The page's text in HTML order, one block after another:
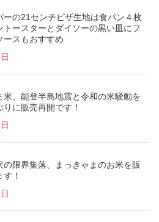
ーの21センチピザ生地は食パン４枚
トースターとダイソーの黒い皿にフ
ースもおすすめ
米、能登半島地震と令和の米騒動を
りに販売再開です！
の限界集落、まっきゃまのお米を販
！